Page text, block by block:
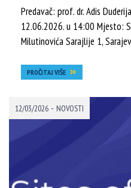
Predavač: prof. dr. Adis
12.06.2026. u 14:00 Mjesto:
Milutinovića Sarajlije 1,
PROČITAJ VIŠE
12/03/2026 - NOVOSTI